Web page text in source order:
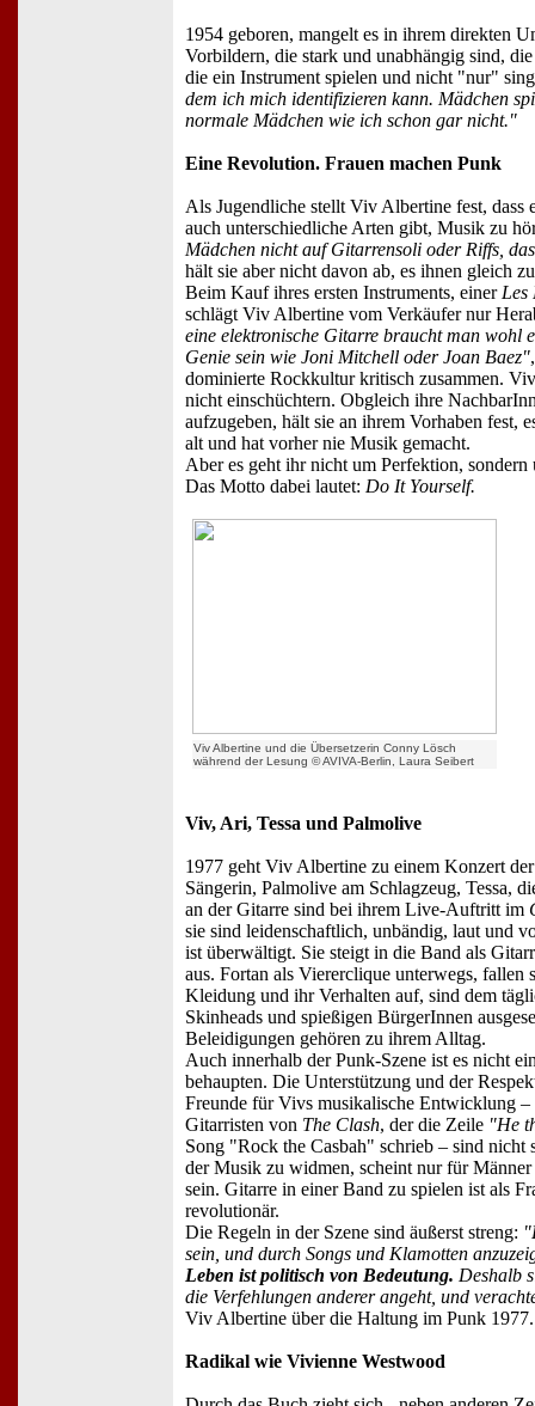
1954 geboren, mangelt es in ihrem direkten
Vorbildern, die stark und unabhängig sind,
die ein Instrument spielen und nicht "nur"
dem ich mich identifizieren kann. Mädchen
normale Mädchen wie ich schon gar nicht."
Eine Revolution. Frauen machen Punk
Als Jugendliche stellt Viv Albertine fest, dass
auch unterschiedliche Arten gibt, Musik zu
Mädchen nicht auf Gitarrensoli oder Riffs,
hält sie aber nicht davon ab, es ihnen gleich
Beim Kauf ihres ersten Instruments, einer Les
schlägt Viv Albertine vom Verkäufer nur
eine elektronische Gitarre braucht man wohl
Genie sein wie Joni Mitchell oder Joan Baez"
dominierte Rockkultur kritisch zusammen.
nicht einschüchtern. Obgleich ihre
aufzugeben, hält sie an ihrem Vorhaben fest,
alt und hat vorher nie Musik gemacht.
Aber es geht ihr nicht um Perfektion,
Das Motto dabei lautet: Do It Yourself.
Viv Albertine und die Übersetzerin Conny Lösch
während der Lesung © AVIVA-Berlin, Laura Seibert
Viv, Ari, Tessa und Palmolive
1977 geht Viv Albertine zu einem Konzert
Sängerin, Palmolive am Schlagzeug, Tessa,
an der Gitarre sind bei ihrem Live-Auftritt im
sie sind leidenschaftlich, unbändig, laut und
ist überwältigt. Sie steigt in die Band als
aus. Fortan als Viererclique unterwegs, fallen
Kleidung und ihr Verhalten auf, sind dem
Skinheads und spießigen BürgerInnen
Beleidigungen gehören zu ihrem Alltag.
Auch innerhalb der Punk-Szene ist es nicht
behaupten. Die Unterstützung und der
Freunde für Vivs musikalische Entwicklung
Gitarristen von The Clash, der die Zeile "He
Song "Rock the Casbah" schrieb – sind nicht
der Musik zu widmen, scheint nur für
sein. Gitarre in einer Band zu spielen ist als
revolutionär.
Die Regeln in der Szene sind äußerst streng:
sein, und durch Songs und Klamotten
Leben ist politisch von Bedeutung. Deshalb
die Verfehlungen anderer angeht, und
Viv Albertine über die Haltung im Punk 1977.
Radikal wie Vivienne Westwood